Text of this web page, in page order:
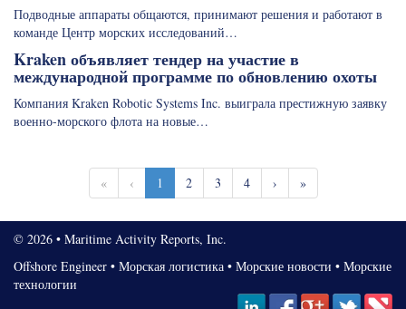
Подводные аппараты общаются, принимают решения и работают в
команде Центр морских исследований…
Kraken объявляет тендер на участие в
международной программе по обновлению охоты
Компания Kraken Robotic Systems Inc. выиграла престижную заявку
военно-морского флота на новые…
« ‹ 1 2 3 4 › »
© 2026 • Maritime Activity Reports, Inc.
Offshore Engineer • Морская логистика • Морские новости • Морские
технологии